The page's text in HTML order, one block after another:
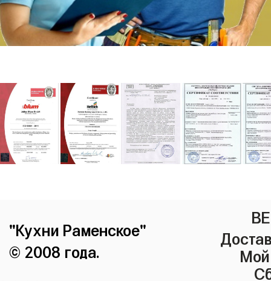
"Кухни Раменское"
© 2008 года.